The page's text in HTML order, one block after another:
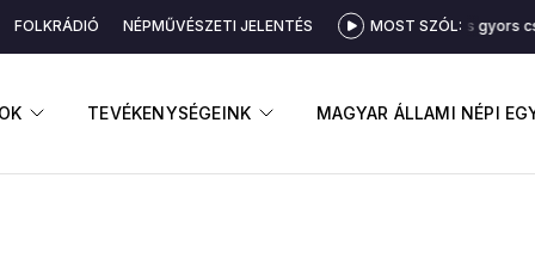
ALMENÜ MEGNYITÁSA
TEVÉKENYSÉGEINK ALMENÜ MEGNYITÁSA
MAGYAR ÁLLAMI NÉPI
FOLKRÁDIÓ NÉPMŰVÉSZETI JELENTÉS MOST SZÓL:
Lassú és gyors